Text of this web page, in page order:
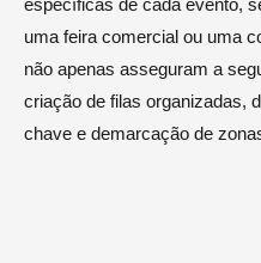
uma feira comercial ou uma
não apenas asseguram a
criação de filas organizadas,
chave e demarcação de